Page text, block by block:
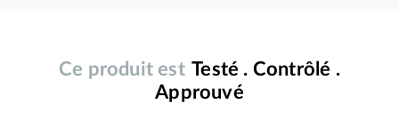
Ce produit est Testé . Contrôlé .
Approuvé